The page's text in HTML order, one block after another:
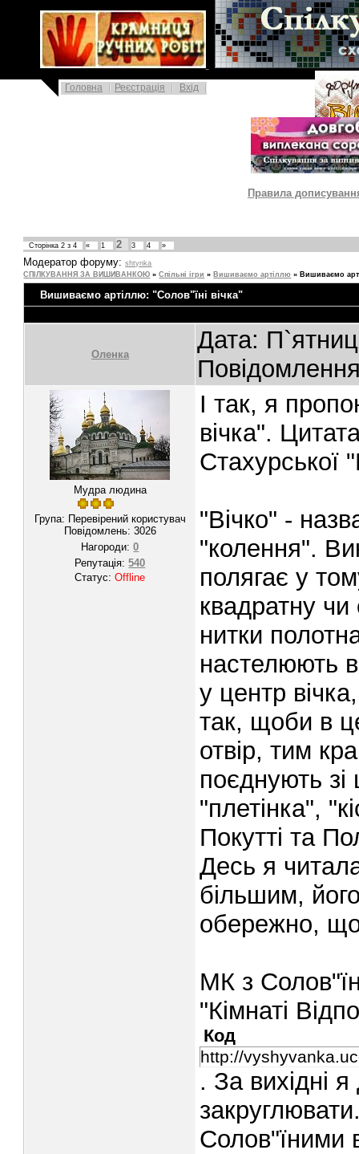
|
Головна Реєстрація Вхід
Правила
Сторінка2 з4 « 1 2 3 4 »
Модератор форуму:shtynka
СПІЛКУВАННЯ ЗА ВИШИВАНКОЮ » Спільні ігри » Вишиваємо артіллю » Вишиваємо
Вишиваємо артіллю: "Солов"їні вічка"
Oленка
Дата:
Мудра людина
Група: Перевірений користувач
Повідомлень: 3026
Нагороди:0
Репутація:540
Статус:Offline
І так, я
вічка".
Стахурської
"Вічко" -
"колення".
полягає у
квадратну
нитки
настелюють
у центр
так, щоби в
отвір, тим
поєднують
"плетінка",
Покутті та
Десь я
більшим,
обережно,
МК з
"Кімнаті
Код
http://
. За вихідні
Солов"їними